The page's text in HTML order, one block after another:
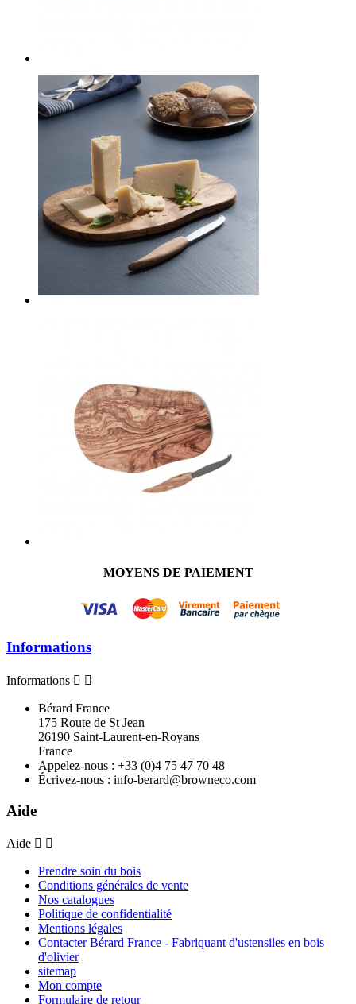
MOYENS DE PAIEMENT
Informations
Informations  
Bérard France
175 Route de St Jean
26190 Saint-Laurent-en-Royans
France
Appelez-nous : +33 (0)4 75 47 70 48
Écrivez-nous : info-berard@browneco.com
Aide
Aide  
Prendre soin du bois
Conditions générales de vente
Nos catalogues
Politique de confidentialité
Mentions légales
Contacter Bérard France - Fabriquant d'ustensiles en bois
d'olivier
sitemap
Mon compte
Formulaire de retour